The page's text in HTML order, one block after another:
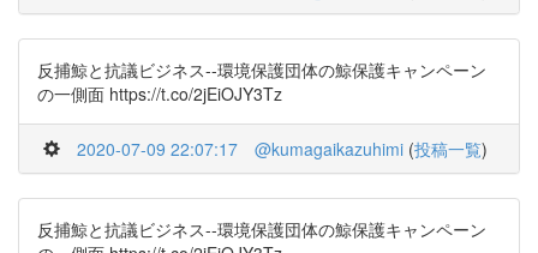
反捕鯨と抗議ビジネス--環境保護団体の鯨保護キャンペーン
の一側面 https://t.co/2jEiOJY3Tz
2020-07-09 22:07:17 @kumagaikazuhimi (投稿一覧)
反捕鯨と抗議ビジネス--環境保護団体の鯨保護キャンペーン